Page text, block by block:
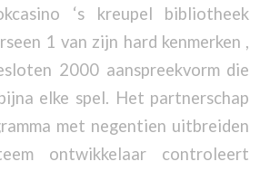
‘s kreupel bibliotheek
1 van zijn hard kenmerken ,
2000 aanspreekvorm die
elke spel. Het partnerschap
met negentien uitbreiden
ontwikkelaar controleert